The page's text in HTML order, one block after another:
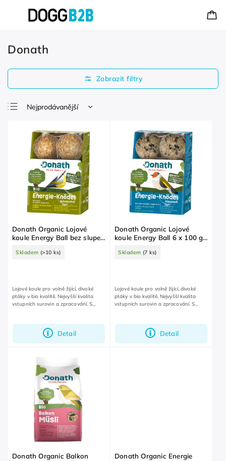
Donath
Nejprodávanější
Nejdražší
Abecedně
Donath Organic Lojové
koule Energy Ball bez slupek
Skladem (>10 ks)
Detail
Lojové koule pro volně žijící, divoké
ptáky v bio kvalitě. Nejvyšší kvalita
vstupních surovin a zpracování. S
Donath Organic Lojové
koule Energy Ball 6 x 100 g,
Skladem (7 ks)
Detail
Lojové koule pro volně žijící, divoké
ptáky v bio kvalitě. Nejvyšší kvalita
vstupních surovin a zpracování. S
Donath Organic Balkon
Donath Organic Energie